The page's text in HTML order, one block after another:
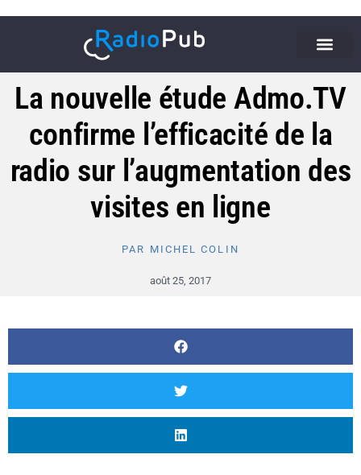
La nouvelle étude Admo.TV
confirme l’efficacité de la
radio sur l’augmentation des
visites en ligne
PAR MICHEL COLIN
août 25, 2017